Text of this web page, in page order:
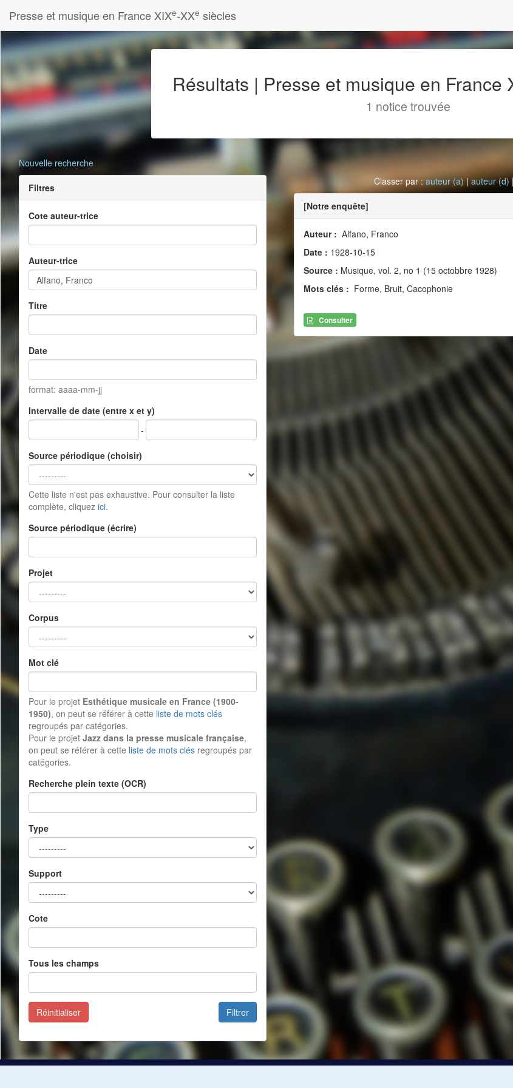
Presse et musique en France XIXe-XXe siècles
Résultats | Presse et musique en France
1 notice trouvée
Nouvelle recherche
Filtres
Cote auteur-trice
Auteur-trice
Titre
Date
format: aaaa-mm-jj
Intervalle de date (entre x et y)
-
Source périodique (choisir)
Cette liste n'est pas exhaustive. Pour consulter la liste
complète, cliquez ici.
Source périodique (écrire)
Projet
Corpus
Mot clé
Pour le projet Esthétique musicale en France (1900-
1950), on peut se référer à cette liste de mots clés
regroupés par catégories.
Pour le projet Jazz dans la presse musicale française,
on peut se référer à cette liste de mots clés regroupés par
catégories.
Recherche plein texte (OCR)
Type
Support
Cote
Tous les champs
Filtrer
Réinitialiser
Classer par :auteur (a)|auteur (d)
[Notre enquête]
Auteur : Alfano, Franco
Date : 1928-10-15
Source : Musique, vol. 2, no 1 (15 octobbre 1928)
Mots clés : Forme, Bruit, Cacophonie
Consulter